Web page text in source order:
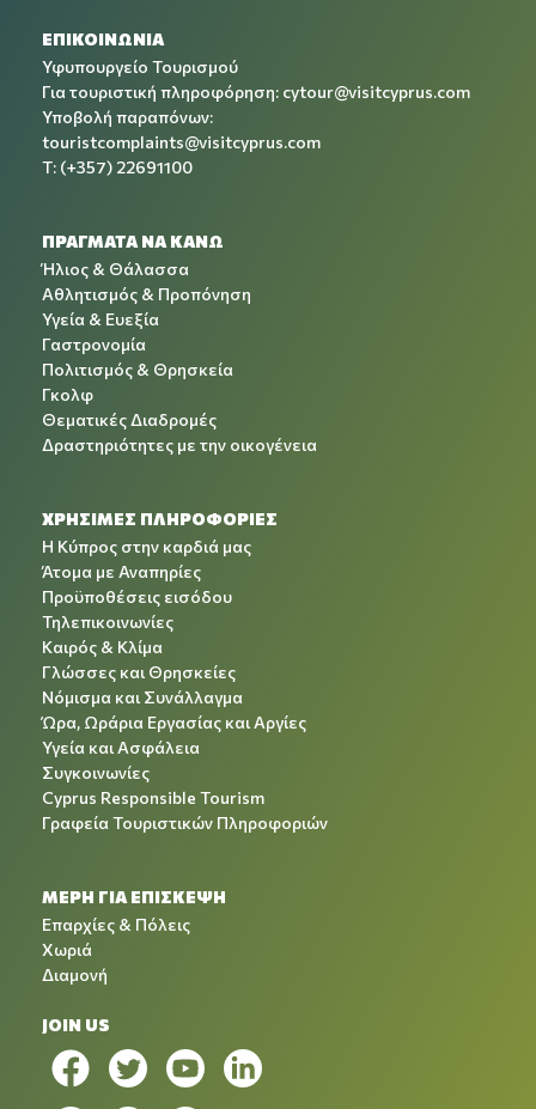
ΕΠΙΚΟΙΝΩΝΙΑ
Υφυπουργείο Τουρισμού
Για τουριστική πληροφόρηση: cytour@visitcyprus.com
Υποβολή παραπόνων:
touristcomplaints@visitcyprus.com
T: (+357) 22691100
ΠΡΑΓΜΑΤΑ ΝΑ ΚΑΝΩ
Ήλιος & Θάλασσα
Αθλητισμός & Προπόνηση
Υγεία & Ευεξία
Γαστρονομία
Πολιτισμός & Θρησκεία
Γκολφ
Θεματικές Διαδρομές
Δραστηριότητες με την οικογένεια
ΧΡΉΣΙΜΕΣ ΠΛΗΡΟΦΟΡΊΕΣ
Η Κύπρος στην καρδιά μας
Άτομα με Αναπηρίες
Προϋποθέσεις εισόδου
Τηλεπικοινωνίες
Καιρός & Κλίμα
Γλώσσες και Θρησκείες
Νόμισμα και Συνάλλαγμα
Ώρα, Ωράρια Εργασίας και Αργίες
Υγεία και Ασφάλεια
Συγκοινωνίες
Cyprus Responsible Tourism
Γραφεία Τουριστικών Πληροφοριών
ΜΕΡΗ ΓΙΑ ΕΠΙΣΚΕΨΗ
Επαρχίες & Πόλεις
Χωριά
Διαμονή
JOIN US